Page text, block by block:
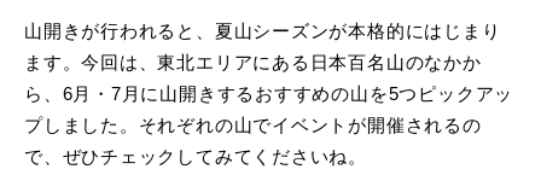
山開きが行われると、夏山シーズンが本格的にはじまり
ます。今回は、東北エリアにある日本百名山のなかか
ら、6月・7月に山開きするおすすめの山を5つピックアッ
プしました。それぞれの山でイベントが開催されるの
で、ぜひチェックしてみてくださいね。